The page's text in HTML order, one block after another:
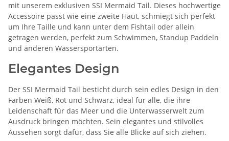
mit unserem exklusiven SSI Mermaid Tail. Dieses hochwertige
Accessoire passt wie eine zweite Haut, schmiegt sich perfekt
um Ihre Taille und kann unter dem Fishtail oder allein
getragen werden, perfekt zum Schwimmen, Standup Paddeln
und anderen Wassersportarten.
Elegantes Design
Der SSI Mermaid Tail besticht durch sein edles Design in den
Farben Weiß, Rot und Schwarz, ideal für alle, die ihre
Leidenschaft für das Meer und die Unterwasserwelt zum
Ausdruck bringen möchten. Sein elegantes und stilvolles
Aussehen sorgt dafür, dass Sie alle Blicke auf sich ziehen.